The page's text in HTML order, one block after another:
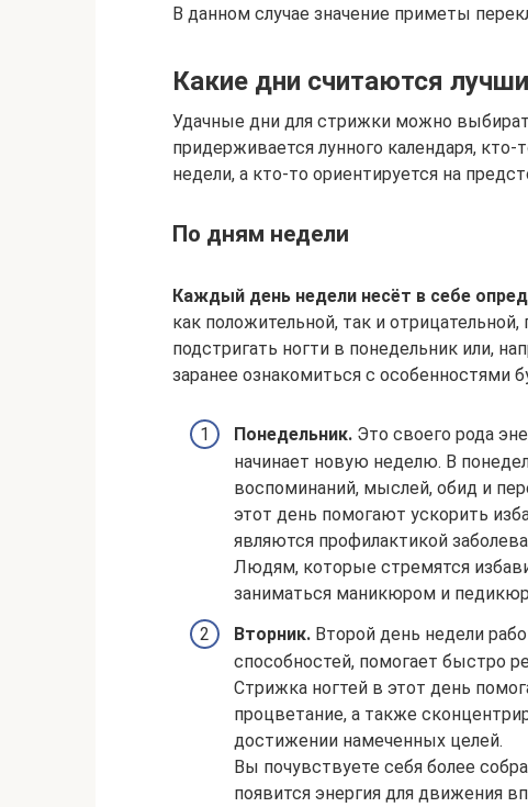
В данном случае значение приметы
Какие дни считаются
Удачные дни для стрижки можно
придерживается лунного календаря,
недели, а кто-то ориентируется на
По дням недели
Каждый день недели несёт в себе
как положительной, так и
подстригать ногти в понедельник или,
заранее ознакомиться с особенностями
Понедельник. Это своего рода
начинает новую неделю. В
воспоминаний, мыслей, обид и
этот день помогают ускорить
являются профилактикой
Людям, которые стремятся
заниматься маникюром и
Вторник. Второй день недели
способностей, помогает быстро
Стрижка ногтей в этот день
процветание, а также
достижении намеченных целей.
Вы почувствуете себя более
появится энергия для движения